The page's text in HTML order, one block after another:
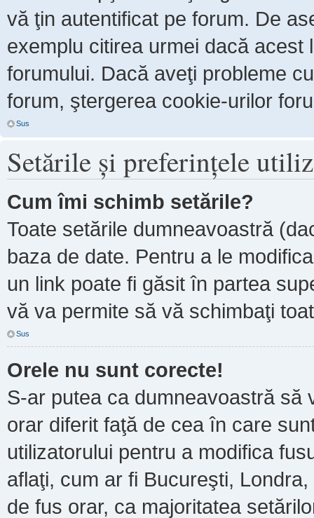
vă ţin autentificat pe forum. De
exemplu citirea urmei dacă
forumului. Dacă aveţi probleme
forum, ştergerea cookie-urilor
Sus
Setările şi preferinţele
Cum îmi schimb setările?
Toate setările dumneavoastră
baza de date. Pentru a le
un link poate fi găsit în partea
vă va permite să vă schimbaţi
Sus
Orele nu sunt corecte!
S-ar putea ca dumneavoastră să
orar diferit faţă de cea în care
utilizatorului pentru a modifica
aflaţi, cum ar fi Bucureşti,
de fus orar, ca majoritatea